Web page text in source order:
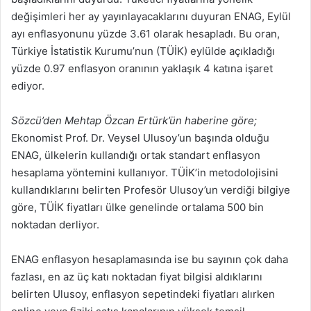
değişimleri her ay yayınlayacaklarını duyuran ENAG, Eylül
ayı enflasyonunu yüzde 3.61 olarak hesapladı. Bu oran,
Türkiye İstatistik Kurumu’nun (TÜİK) eylülde açıkladığı
yüzde 0.97 enflasyon oranının yaklaşık 4 katına işaret
ediyor.
Sözcü’den Mehtap Özcan Ertürk’ün haberine göre;
Ekonomist Prof. Dr. Veysel Ulusoy’un başında olduğu
ENAG, ülkelerin kullandığı ortak standart enflasyon
hesaplama yöntemini kullanıyor. TÜİK’in metodolojisini
kullandıklarını belirten Profesör Ulusoy’un verdiği bilgiye
göre, TÜİK fiyatları ülke genelinde ortalama 500 bin
noktadan derliyor.
ENAG enflasyon hesaplamasında ise bu sayının çok daha
fazlası, en az üç katı noktadan fiyat bilgisi aldıklarını
belirten Ulusoy, enflasyon sepetindeki fiyatları alırken